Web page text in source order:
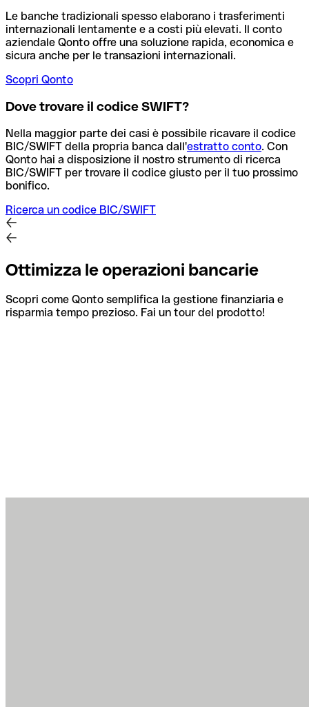
Le banche tradizionali spesso elaborano i trasferimenti
internazionali lentamente e a costi più elevati. Il conto
aziendale Qonto offre una soluzione rapida, economica e
sicura anche per le transazioni internazionali.
Scopri Qonto
Dove trovare il codice SWIFT?
Nella maggior parte dei casi è possibile ricavare il codice
BIC/SWIFT della propria banca dall'estratto conto. Con
Qonto hai a disposizione il nostro strumento di ricerca
BIC/SWIFT per trovare il codice giusto per il tuo prossimo
bonifico.
Ricerca un codice BIC/SWIFT
Ottimizza le operazioni bancarie
Scopri come Qonto semplifica la gestione finanziaria e
risparmia tempo prezioso. Fai un tour del prodotto!